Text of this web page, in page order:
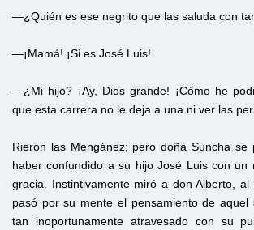
—¿Quién es ese negrito que las saluda con
—¡Mamá! ¡Si es José Luis!
—¿Mi hijo? ¡Ay, Dios grande! ¡Cómo he
que esta carrera no le deja a una ni ver las
Rieron las Mengánez; pero doña Suncha se
haber confundido a su hijo José Luis con un
gracia. Instintivamente miró a don Alberto,
pasó por su mente el pensamiento de aquel
tan inoportunamente atravesado con su